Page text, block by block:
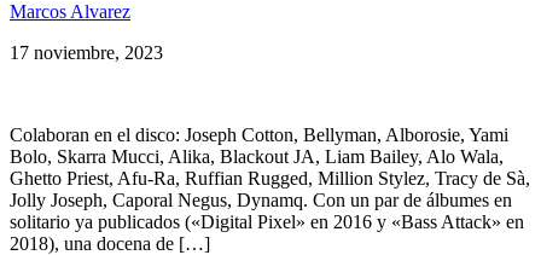
Marcos Alvarez
17 noviembre, 2023
Colaboran en el disco: Joseph Cotton, Bellyman, Alborosie, Yami
Bolo, Skarra Mucci, Alika, Blackout JA, Liam Bailey, Alo Wala,
Ghetto Priest, Afu-Ra, Ruffian Rugged, Million Stylez, Tracy de Sà,
Jolly Joseph, Caporal Negus, Dynamq. Con un par de álbumes en
solitario ya publicados («Digital Pixel» en 2016 y «Bass Attack» en
2018), una docena de […]